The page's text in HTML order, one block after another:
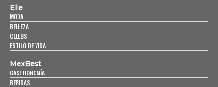
Elle
MODA
BELLEZA
CELEBS
ESTILO DE VIDA
MexBest
GASTRONOMÍA
BEBIDAS